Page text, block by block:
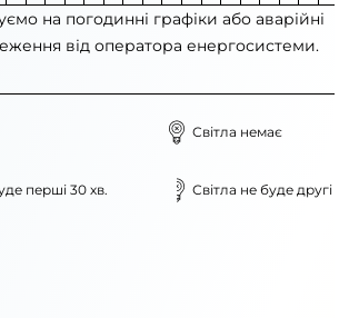
на погодинні графіки або аварійні
від оператора енергосистеми.
Світла немає
перші 30 хв. Світла не буде другі